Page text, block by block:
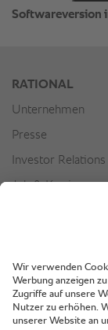
Softwareversion